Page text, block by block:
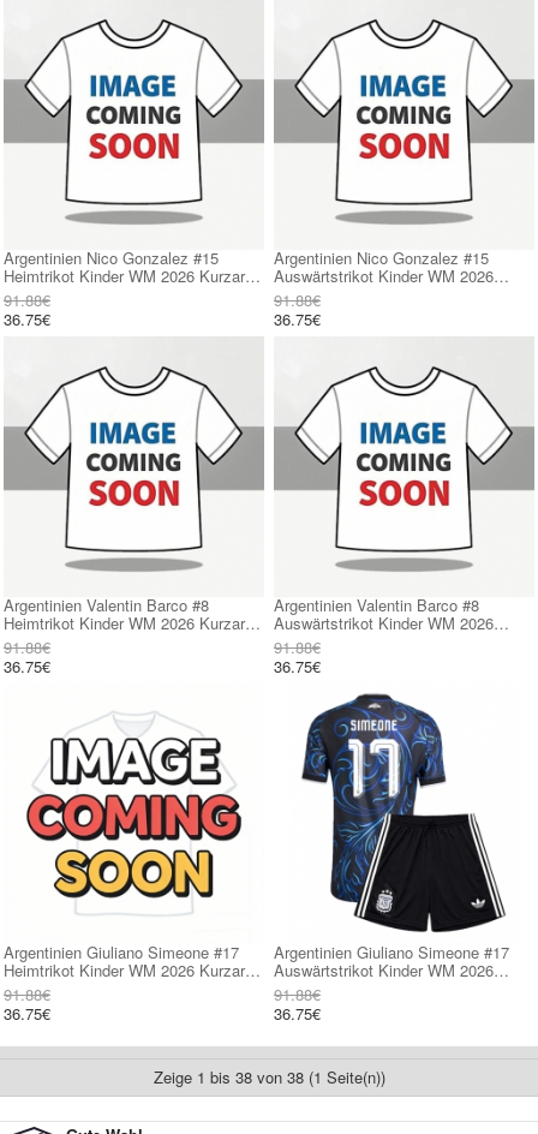
Argentinien Nico Gonzalez #15
Heimtrikot Kinder WM 2026 Kurzarm
(+ kurze hosen)
91.88€
36.75€
Argentinien Nico Gonzalez #15
Auswärtstrikot Kinder WM 2026
Kurzarm (+ kurze hosen)
91.88€
36.75€
Argentinien Valentin Barco #8
Heimtrikot Kinder WM 2026 Kurzarm
(+ kurze hosen)
91.88€
36.75€
Argentinien Valentin Barco #8
Auswärtstrikot Kinder WM 2026
Kurzarm (+ kurze hosen)
91.88€
36.75€
Argentinien Giuliano Simeone #17
Heimtrikot Kinder WM 2026 Kurzarm
(+ kurze hosen)
91.88€
36.75€
Argentinien Giuliano Simeone #17
Auswärtstrikot Kinder WM 2026
Kurzarm (+ kurze hosen)
91.88€
36.75€
Zeige 1 bis 38 von 38 (1 Seite(n))